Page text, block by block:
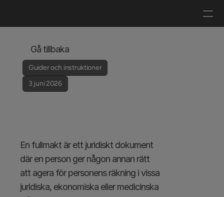
Gå tillbaka
Guider och instruktioner
3 juni 2026
En fullmakt är ett juridiskt dokument
där en person ger någon annan rätt
att agera för personens räkning i vissa
juridiska, ekonomiska eller medicinska